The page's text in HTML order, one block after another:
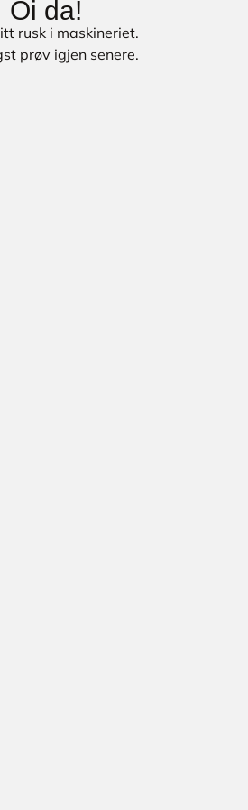
Oi da!
rusk i maskineriet.
prøv igjen senere.